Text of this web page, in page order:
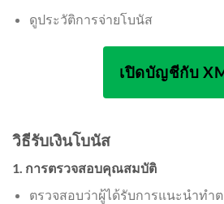
ดูประวัติการจ่ายโบนัส
เปิดบัญชีกับ
วิธีรับเงินโบนัส
1. การตรวจสอบคุณสมบัติ
ตรวจสอบว่าผู้ได้รับการแนะนำทำ